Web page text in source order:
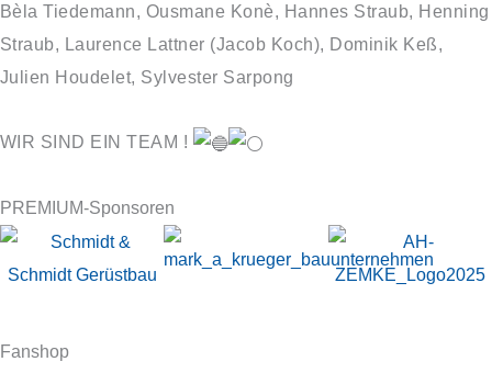
Bèla Tiedemann, Ousmane Konè, Hannes Straub, Henning
Straub, Laurence Lattner (Jacob Koch), Dominik Keß,
Julien Houdelet, Sylvester Sarpong
WIR SIND EIN TEAM !
PREMIUM-Sponsoren
Fanshop